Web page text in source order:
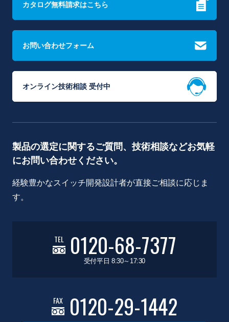
カタログ無料請求はこちら
お問い合わせフォーム
オンライン技術相談 受付中
製品の選定に関するご質問、技術相談などお気軽
にお問い合わせください。
経験豊かなスイッチ開発設計者が直接ご相談に応じま
す。
TEL 0120-68-7377
受付平日 8:30～17:30
FAX 0120-29-1442